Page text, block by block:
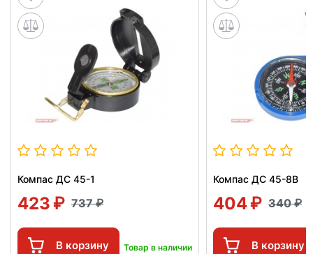
Компас ДС 45-1
423 737
В корзину Товар в наличии
Компас ДС 45-8В
404 340
В корзину